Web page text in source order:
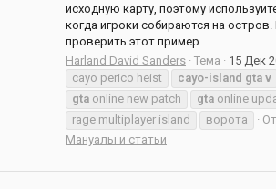
исходную карту, поэтому
когда игроки собираются на
проверить этот пример...
Harland David Sanders Тема
15 Дек
cayo perico heist
cayo-island gta v
gta online new patch gta online
rage multiplayer island
ворота
Мануалы и статьи